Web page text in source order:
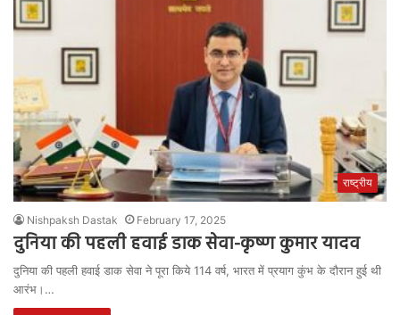
राष्ट्रीय
Nishpaksh Dastak February 17, 2025
दुनिया की पहली हवाई डाक सेवा-कृष्ण कुमार यादव
दुनिया की पहली हवाई डाक सेवा ने पूरा किये 114 वर्ष, भारत में प्रयाग कुंभ के दौरान हुई थी
आरंभ।…